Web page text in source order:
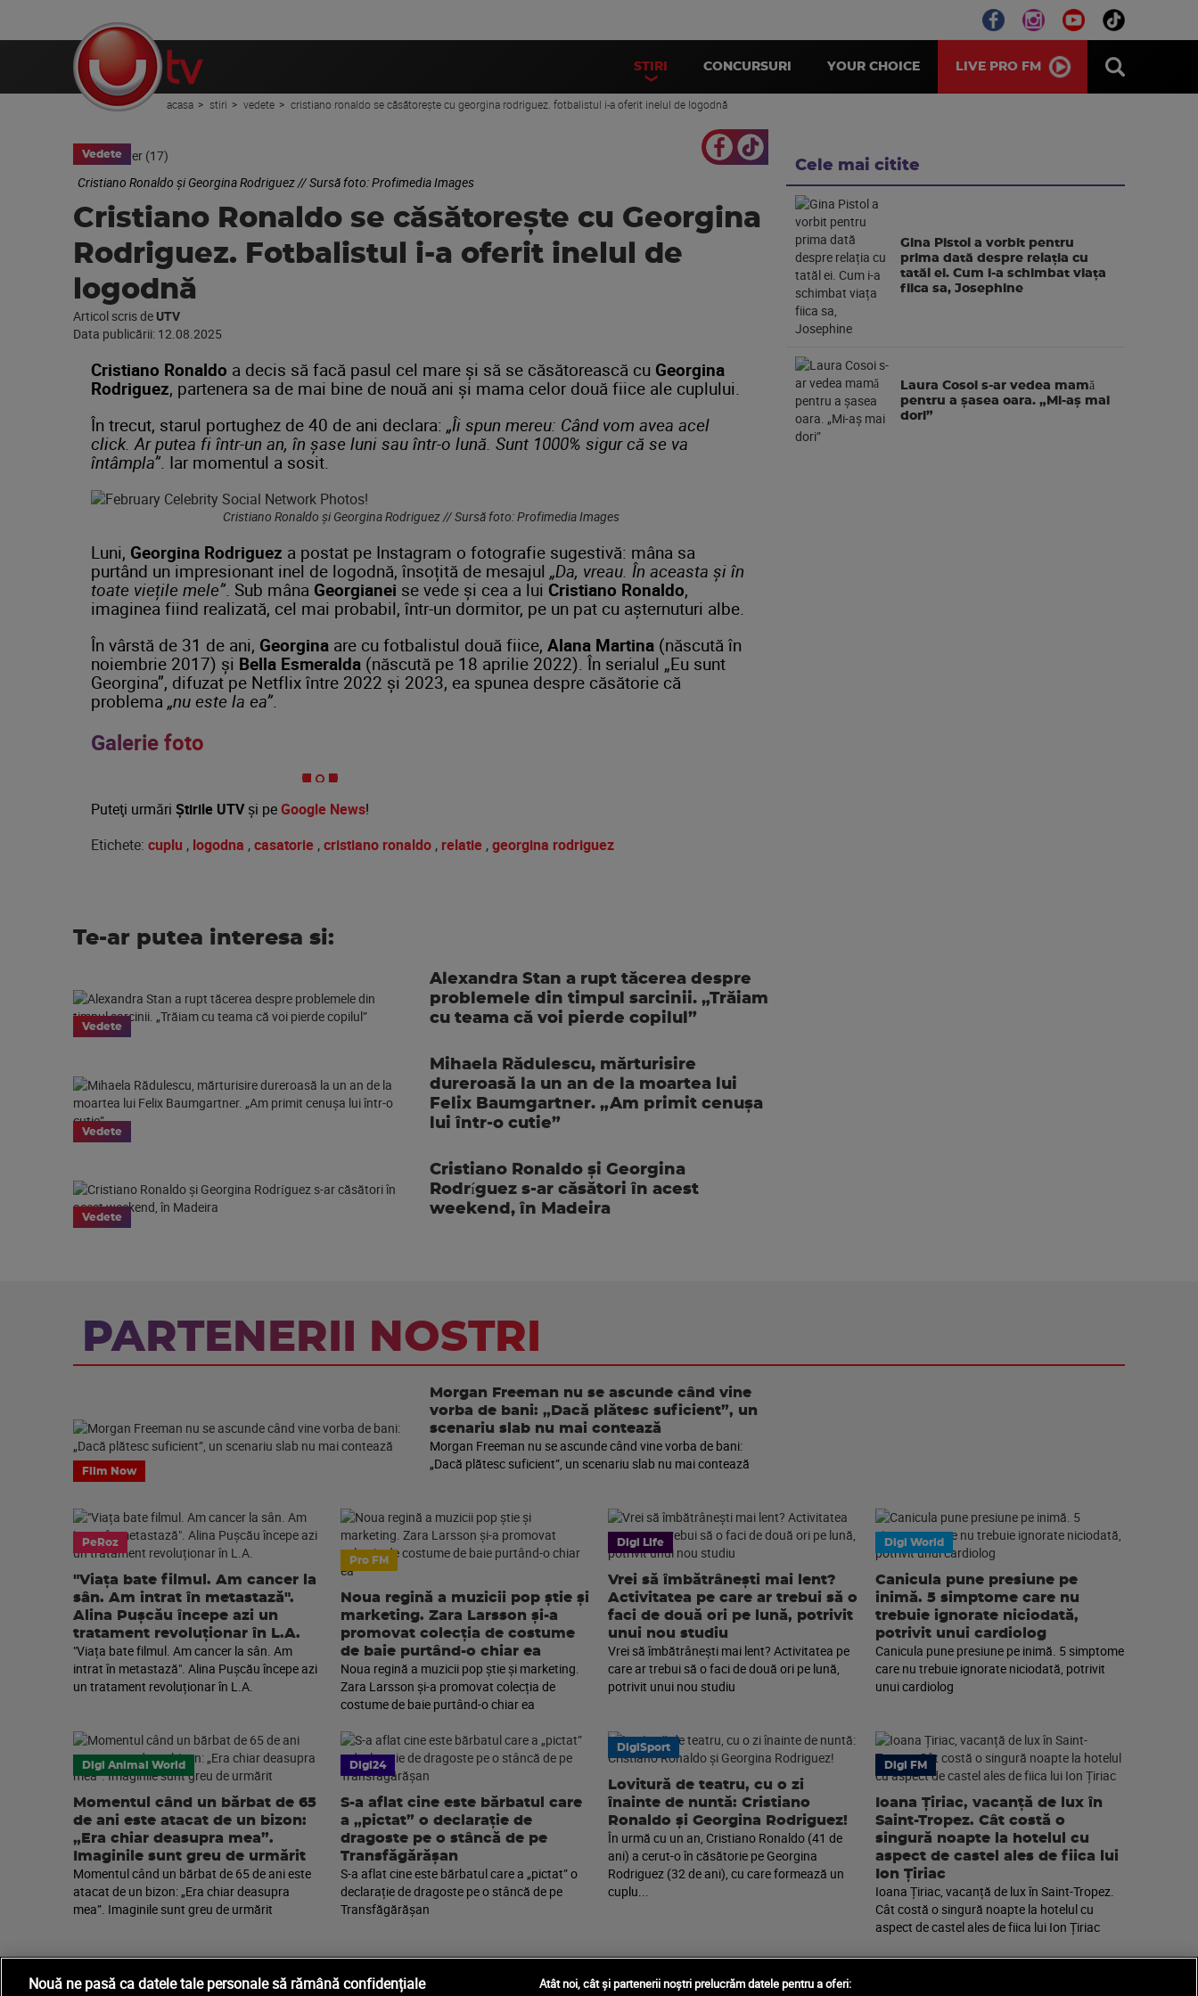
STIRI CONCURSURI YOUR CHOICE LIVE PRO FM
acasa stiri vedete cristiano ronaldo se căsătorește cu georgina rodriguez. fotbalistul i-a oferit inelul de logodnă
Vedete
Cristiano Ronaldo și Georgina Rodriguez // Sursă foto: Profimedia Images
Cristiano Ronaldo se căsătorește cu Georgina
Rodriguez. Fotbalistul i-a oferit inelul de
logodnă
Articol scris de UTV
Data publicării: 12.08.2025
Cristiano Ronaldo a decis să facă pasul cel mare și să se căsătorească cu Georgina
Rodriguez, partenera sa de mai bine de nouă ani și mama celor două fiice ale cuplului.
În trecut, starul portughez de 40 de ani declara: „Îi spun mereu: Când vom avea acel
click. Ar putea fi într-un an, în șase luni sau într-o lună. Sunt 1000% sigur că se va
întâmpla”. Iar momentul a sosit.
Cristiano Ronaldo și Georgina Rodriguez // Sursă foto: Profimedia Images
Luni, Georgina Rodriguez a postat pe Instagram o fotografie sugestivă: mâna sa
purtând un impresionant inel de logodnă, însoțită de mesajul „Da, vreau. În aceasta și în
toate viețile mele”. Sub mâna Georgianei se vede și cea a lui Cristiano Ronaldo,
imaginea fiind realizată, cel mai probabil, într-un dormitor, pe un pat cu așternuturi albe.
În vârstă de 31 de ani, Georgina are cu fotbalistul două fiice, Alana Martina (născută în
noiembrie 2017) și Bella Esmeralda (născută pe 18 aprilie 2022). În serialul „Eu sunt
Georgina”, difuzat pe Netflix între 2022 și 2023, ea spunea despre căsătorie că
problema „nu este la ea”.
Galerie foto
Puteţi urmări Știrile UTVşi peGoogle News!
Etichete: cuplu , logodna ,casatorie ,cristiano ronaldo , relatie ,georgina rodriguez
Cele mai citite
Gina Pistol a vorbit pentru
prima dată despre relația cu
tatăl ei. Cum i-a schimbat viața
fiica sa, Josephine
Laura Cosoi s-ar vedea mamǎ
pentru a şasea oara. „Mi-aș mai
dori”
Te-ar putea interesa si:
Vedete
Alexandra Stan a rupt tăcerea despre
problemele din timpul sarcinii. „Trăiam
cu teama că voi pierde copilul”
Vedete
Mihaela Rădulescu, mărturisire
dureroasă la un an de la moartea lui
Felix Baumgartner. „Am primit cenușa
lui într-o cutie”
Vedete
Cristiano Ronaldo și Georgina
Rodríguez s-ar căsători în acest
weekend, în Madeira
PARTENERII NOSTRI
Film Now
Morgan Freeman nu se ascunde când vine
vorba de bani: „Dacă plătesc suficient”, un
scenariu slab nu mai contează
Morgan Freeman nu se ascunde când vine vorba de bani:
„Dacă plătesc suficient”, un scenariu slab nu mai contează
PeRoz
"Viața bate filmul. Am cancer la
sân. Am intrat în metastază".
Alina Pușcău începe azi un
tratament revoluționar în L.A.
"Viața bate filmul. Am cancer la sân. Am
intrat în metastază". Alina Pușcău începe azi
un tratament revoluționar în L.A.
Pro FM
Noua regină a muzicii pop știe și
marketing. Zara Larsson și-a
promovat colecția de costume
de baie purtând-o chiar ea
Noua regină a muzicii pop știe și marketing.
Zara Larsson și-a promovat colecția de
costume de baie purtând-o chiar ea
Digi Life
Vrei să îmbătrânești mai lent?
Activitatea pe care ar trebui să o
faci de două ori pe lună, potrivit
unui nou studiu
Vrei să îmbătrânești mai lent? Activitatea pe
care ar trebui să o faci de două ori pe lună,
potrivit unui nou studiu
Digi World
Canicula pune presiune pe
inimă. 5 simptome care nu
trebuie ignorate niciodată,
potrivit unui cardiolog
Canicula pune presiune pe inimă. 5 simptome
care nu trebuie ignorate niciodată, potrivit
unui cardiolog
Digi Animal World
Momentul când un bărbat de 65
de ani este atacat de un bizon:
„Era chiar deasupra mea”.
Imaginile sunt greu de urmărit
Momentul când un bărbat de 65 de ani este
atacat de un bizon: „Era chiar deasupra
mea”. Imaginile sunt greu de urmărit
Digi24
S-a aflat cine este bărbatul care
a „pictat” o declarație de
dragoste pe o stâncă de pe
Transfăgărășan
S-a aflat cine este bărbatul care a „pictat” o
declarație de dragoste pe o stâncă de pe
Transfăgărășan
DigiSport
Lovitură de teatru, cu o zi
înainte de nuntă: Cristiano
Ronaldo și Georgina Rodriguez!
În urmă cu un an, Cristiano Ronaldo (41 de
ani) a cerut-o în căsătorie pe Georgina
Rodriguez (32 de ani), cu care formează un
cuplu...
Digi FM
Ioana Țiriac, vacanță de lux în
Saint-Tropez. Cât costă o
singură noapte la hotelul cu
aspect de castel ales de fiica lui
Ion Țiriac
Ioana Țiriac, vacanță de lux în Saint-Tropez.
Cât costă o singură noapte la hotelul cu
aspect de castel ales de fiica lui Ion Țiriac
Nouă ne pasă ca datele tale personale să rămână confidențiale Atât noi, cât și partenerii noștri prelucrăm datele pentru a oferi: